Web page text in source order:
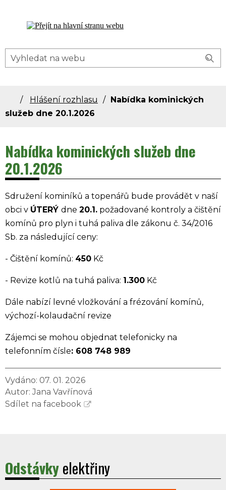
Dolní Bečva - oficiální stránky obce
Hlášení rozhlasu
Nabídka kominických
služeb dne 20.1.2026
Nabídka kominických služeb dne
20.1.2026
Sdružení kominíků a topenářů bude provádět v naší
obci v ÚTERÝ dne 20.1. požadované kontroly a čištění
komínů pro plyn i tuhá paliva dle zákonu č. 34/2016
Sb. za následující ceny:
- Čištění komínů: 450 Kč
- Revize kotlů na tuhá paliva: 1.300 Kč
Dále nabízí levné vložkování a frézování komínů,
výchozí-kolaudační revize
Zájemci se mohou objednat telefonicky na
telefonním čísle: 608 748 989
Vydáno: 07. 01. 2026
Autor:Jana Vavřínová
Sdílet na facebook
Odstávkyelektřiny